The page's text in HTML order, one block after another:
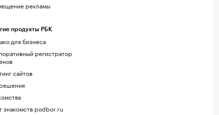
рекламы
продукты РБК
для бизнеса
регистратор
сайтов
знакомств podbor.ru